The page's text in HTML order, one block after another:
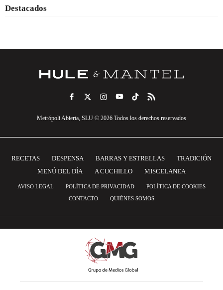
Destacados
Metrópoli Abierta, SLU © 2026 Todos los derechos reservados
RECETAS DESPENSA BARRAS Y ESTRELLAS
TRADICIÓN
MENÚ DEL DÍA
A CUCHILLO MISCELANEA
AVISO LEGAL POLÍTICA DE PRIVACIDAD
POLÍTICA DE COOKIES
CONTACTO
QUIÉNES SOMOS